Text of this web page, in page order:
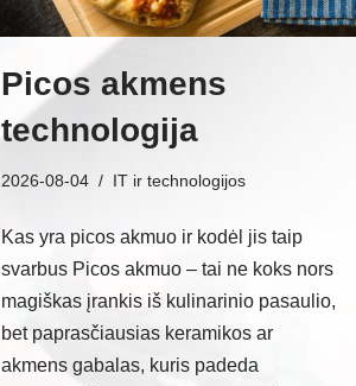
Picos akmens
technologija
2026-08-04 IT ir technologijos
Kas yra picos akmuo ir kodėl jis taip
svarbus Picos akmuo – tai ne koks nors
magiškas įrankis iš kulinarinio pasaulio,
bet paprasčiausias keramikos ar
akmens gabalas, kuris padeda